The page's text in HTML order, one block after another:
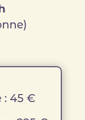
: 45 €